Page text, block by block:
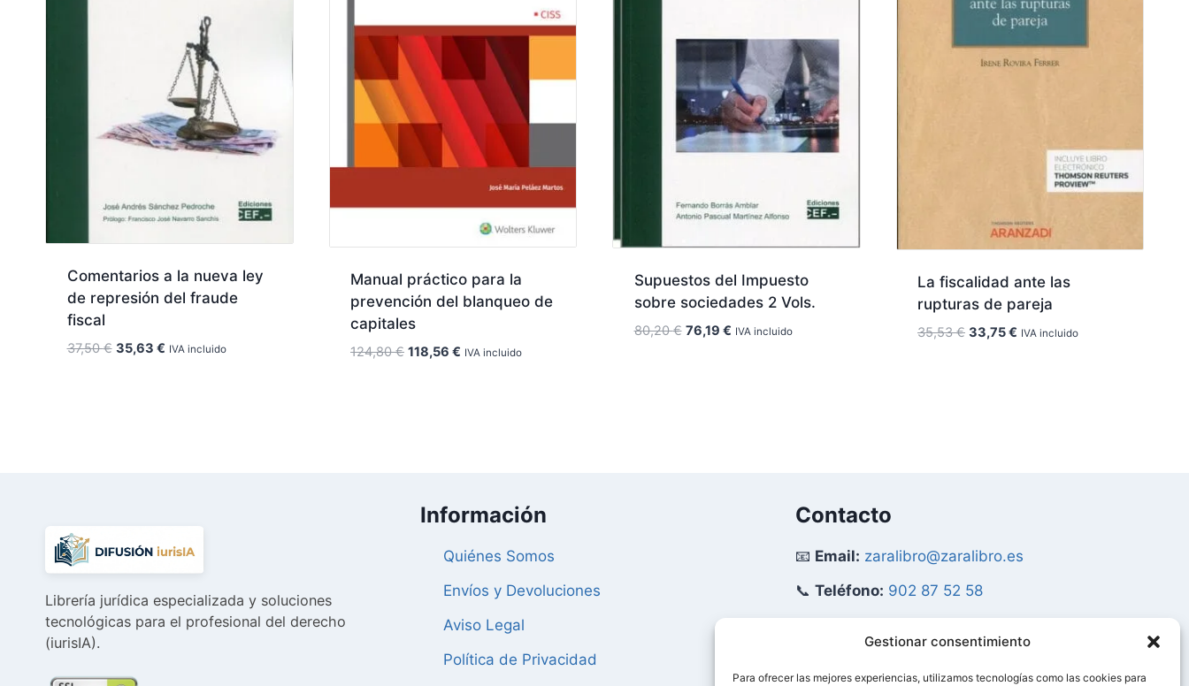
Gestionar consentimiento
Para ofrecer las mejores experiencias, utilizamos tecnologías como las cookies para
Comentarios a la nueva ley
de represión del fraude
fiscal
37,50€ El
35,63 €ElIVA incluido
Manual práctico para la
prevención del blanqueo de
capitales
124,80€ El
118,56 € El
IVA incluido
Supuestos del Impuesto
sobre sociedades 2 Vols.
80,20€ El
76,19 €ElIVA incluido
La fiscalidad ante las
rupturas de pareja
35,53€ El
33,75€ El
IVA incluido
Librería jurídica especializada y soluciones
tecnológicas para el profesional del derecho
(iurisIA).
Información
Quiénes Somos
Envíos y Devoluciones
Aviso Legal
Política de Privacidad
Contacto
📧 Email: zaralibro@zaralibro.es
📞 Teléfono: 902 87 52 58
Mi Cuenta